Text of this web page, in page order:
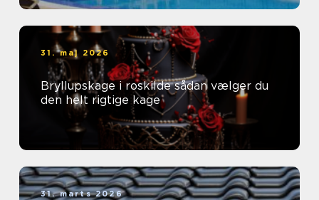
31. maj 2026
Bryllupskage i roskilde sådan vælger du
den helt rigtige kage
31. marts 2026